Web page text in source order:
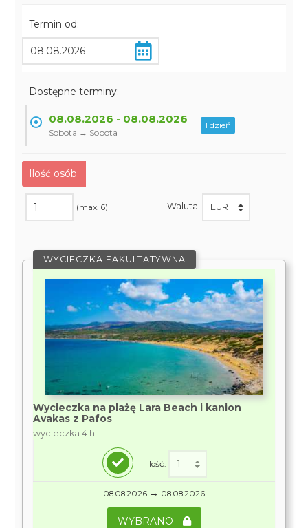
Termin od:
Dostępne terminy:
08.08.2026 - 08.08.2026
Sobota → Sobota
1 dzień
Ilość osób:
(max. 6) Waluta:
WYCIECZKA FAKULTATYWNA
Wycieczka na plażę Lara Beach i kanion
Avakas z Pafos
wycieczka 4 h
Ilość:
08.08.2026 → 08.08.2026
WYBRANO